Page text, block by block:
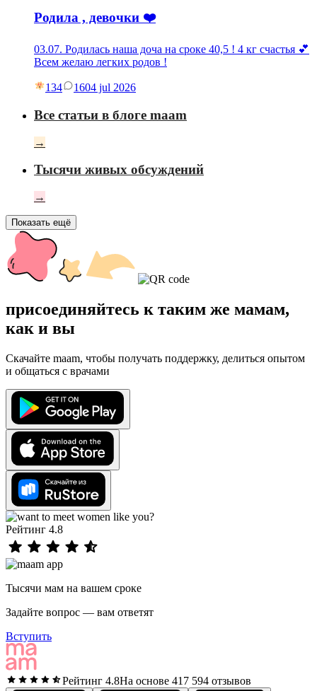
Родила , девочки ❤️
03.07. Родилась наша доча на сроке 40,5 ! 4 кг счастья 💕
Всем желаю легких родов !
134 1604 jul 2026
Все статьи в блоге maam
→
Тысячи живых обсуждений
→
Показать ещё
присоединяйтесь к таким же мамам,
как и вы
Скачайте maam, чтобы получать поддержку, делиться опытом
и общаться с врачами
Рейтинг 4.8
Тысячи мам на вашем сроке
Задайте вопрос — вам ответят
Вступить
Рейтинг 4.8На основе 417 594 отзывов